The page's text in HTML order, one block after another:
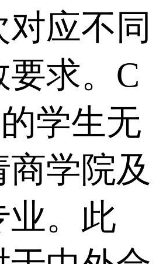
对应不同
要求。C
学生无
学院及
业。此